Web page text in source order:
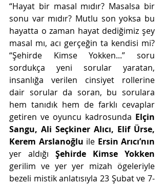
“Hayat bir masal mıdır? Masalsa bir
sonu var mıdır? Mutlu son yoksa bu
hayatta o zaman hayat dediğimiz şey
masal mı, acı gerçeğin ta kendisi mi?
“Şehirde Kimse Yokken...” soru
sordukça yeni sorular yaratan,
insanlığa verilen cinsiyet rollerine
dair sorular da soran, bu sorulara
hem tanıdık hem de farklı cevaplar
getiren ve oyuncu kadrosunda Elçin
Sangu, Ali Seçkiner Alıcı, Elif Ürse,
Kerem Arslanoğlu ile
yer aldığı
gerilim ve yer yer mizah ögeleriyle
bezeli mistik anlatısıyla 23 Şubat ve 7-